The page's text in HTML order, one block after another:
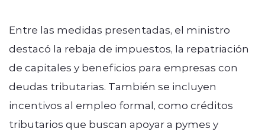
Entre las medidas presentadas, el ministro
destacó la rebaja de impuestos, la repatriación
de capitales y beneficios para empresas con
deudas tributarias. También se incluyen
incentivos al empleo formal, como créditos
tributarios que buscan apoyar a pymes y